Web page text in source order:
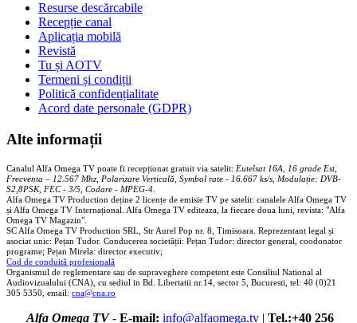
Resurse descărcabile
Recepție canal
Aplicația mobilă
Revistă
Tu și AOTV
Termeni și condiții
Politică confidențialitate
Acord date personale (GDPR)
Alte informații
Canalul Alfa Omega TV poate fi recepționat gratuit via satelit: Eutelsat 16A, 16 grade Est,
Frecventa – 12.567 Mhz, Polarizare Verticală, Symbol rate - 16.667 ks/s, Modulație: DVB-
S2,8PSK, FEC - 3/5, Codare - MPEG-4
Alfa Omega TV Production deține 2 licențe de emisie TV pe satelit: canalele Alfa Omega TV
și Alfa Omega TV Internațional. Alfa Omega TV editeaza, la fiecare doua luni, revista: "Alfa
Omega TV Magazin".
SC Alfa Omega TV Production SRL, Str Aurel Pop nr. 8, Timisoara. Reprezentant legal și
asociat unic: Pețan Tudor. Conducerea societății: Pețan Tudor: director general, coodonator
programe; Pețan Mirela: director executiv;
Cod de conduită profesională
Organismul de reglementare sau de supraveghere competent este Consiliul National al
Audiovizualului (CNA), cu sediul in Bd. Libertatii nr.14, sector 5, Bucuresti, tel: 40 (0)21
305 5350, email: cna@cna.ro
Alfa Omega TV- E-mail: info@alfaomega.tv | Tel.:+40 256